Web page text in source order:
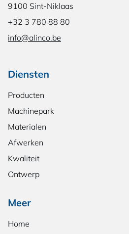
9100 Sint-Niklaas
+32 3 780 88 80
info@alinco.be
Diensten
Producten
Machinepark
Materialen
Afwerken
Kwaliteit
Ontwerp
Meer
Home